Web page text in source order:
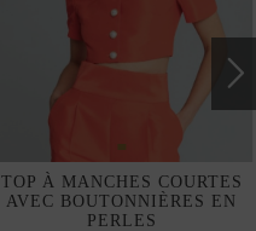
TOP À MANCHES COURTES
AVEC BOUTONNIÈRES EN
PERLES